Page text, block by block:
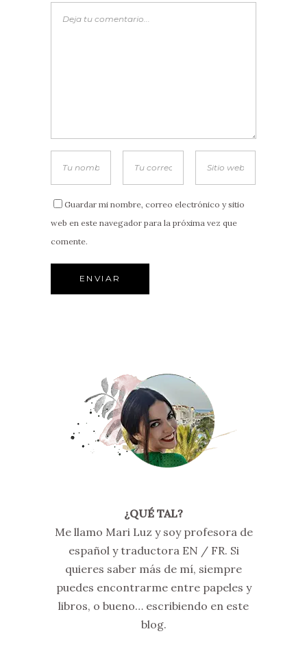
Guardar mi nombre, correo electrónico y sitio
web en este navegador para la próxima vez que
comente.
¿QUÉ TAL?
Me llamo Mari Luz y soy profesora de
español y traductora EN / FR. Si
quieres saber más de mí, siempre
puedes encontrarme entre papeles y
libros, o bueno… escribiendo en este
blog.